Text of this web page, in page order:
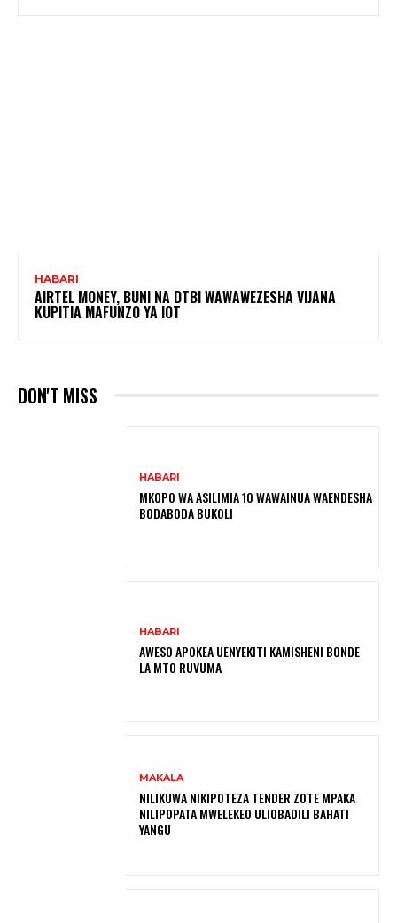
HABARI
AIRTEL MONEY, BUNI NA DTBI WAWAWEZESHA VIJANA
KUPITIA MAFUNZO YA IOT
DON'T MISS
HABARI
MKOPO WA ASILIMIA 10 WAWAINUA WAENDESHA
BODABODA BUKOLI
HABARI
AWESO APOKEA UENYEKITI KAMISHENI BONDE
LA MTO RUVUMA
MAKALA
NILIKUWA NIKIPOTEZA TENDER ZOTE MPAKA
NILIPOPATA MWELEKEO ULIOBADILI BAHATI
YANGU